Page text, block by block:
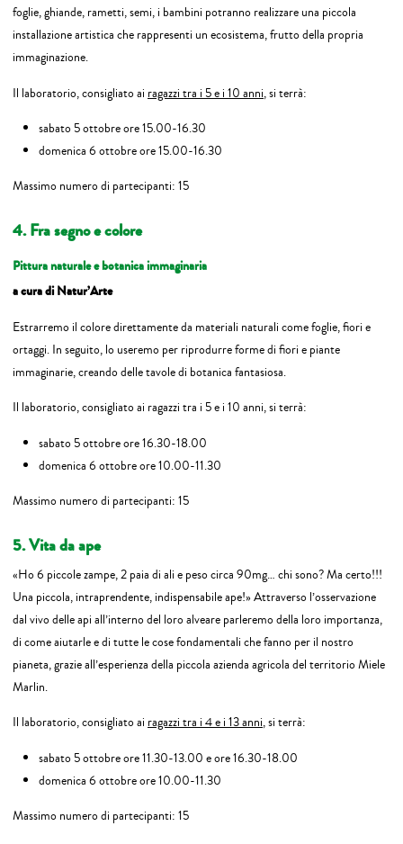
foglie, ghiande, rametti, semi, i bambini potranno realizzare una piccola
installazione artistica che rappresenti un ecosistema, frutto della propria
immaginazione.
Il laboratorio, consigliato ai ragazzi tra i 5 e i 10 anni, si terrà:
sabato 5 ottobre ore 15.00-16.30
domenica 6 ottobre ore 15.00-16.30
Massimo numero di partecipanti: 15
4. Fra segno e colore
Pittura naturale e botanica immaginaria
a cura di Natur’Arte
Estrarremo il colore direttamente da materiali naturali come foglie, fiori e
ortaggi. In seguito, lo useremo per riprodurre forme di fiori e piante
immaginarie, creando delle tavole di botanica fantasiosa.
Il laboratorio, consigliato ai ragazzi tra i 5 e i 10 anni, si terrà:
sabato 5 ottobre ore 16.30-18.00
domenica 6 ottobre ore 10.00-11.30
Massimo numero di partecipanti: 15
5. Vita da ape
«Ho 6 piccole zampe, 2 paia di ali e peso circa 90mg… chi sono? Ma certo!!!
Una piccola, intraprendente, indispensabile ape!» Attraverso l’osservazione
dal vivo delle api all’interno del loro alveare parleremo della loro importanza,
di come aiutarle e di tutte le cose fondamentali che fanno per il nostro
pianeta, grazie all’esperienza della piccola azienda agricola del territorio Miele
Marlin.
Il laboratorio, consigliato airagazzi tra i 4 e i 13 anni, si terrà:
sabato 5 ottobre ore 11.30-13.00 e ore 16.30-18.00
domenica 6 ottobre ore 10.00-11.30
Massimo numero di partecipanti: 15